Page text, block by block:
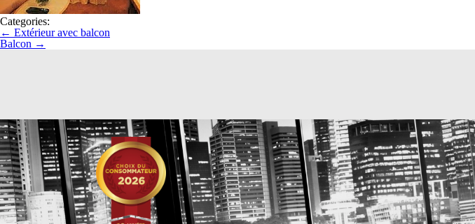
Categories:
← Extérieur avec balcon
Balcon →